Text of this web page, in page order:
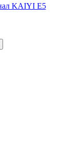
KAIYI E5